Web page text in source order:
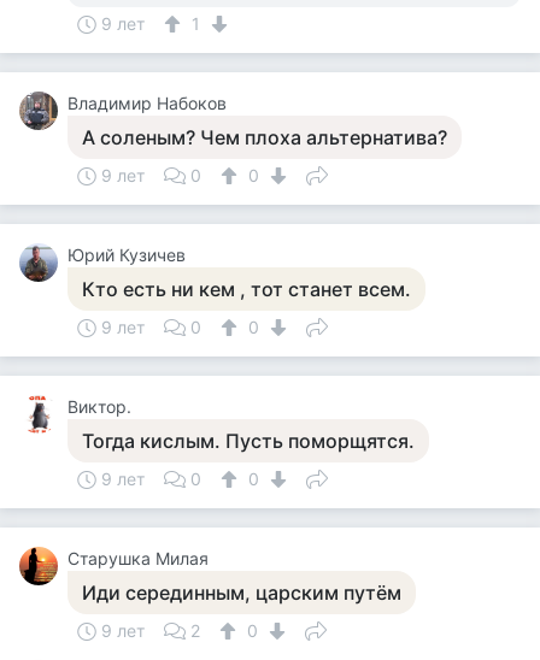
9 лет 1
Владимир Набоков
А соленым? Чем плоха альтернатива?
9 лет 0 0
Юрий Кузичев
Кто есть ни кем , тот станет всем.
9 лет 0 0
Виктор.
Тогда кислым. Пусть поморщятся.
9 лет 0 0
Старушка Милая
Иди серединным, царским путём
9 лет 2 0